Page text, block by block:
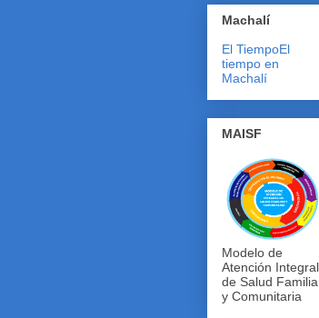
Machalí
El TiempoEl
tiempo en
Machalí
MAISF
Modelo de
Atención Integral
de Salud
y Comunitaria